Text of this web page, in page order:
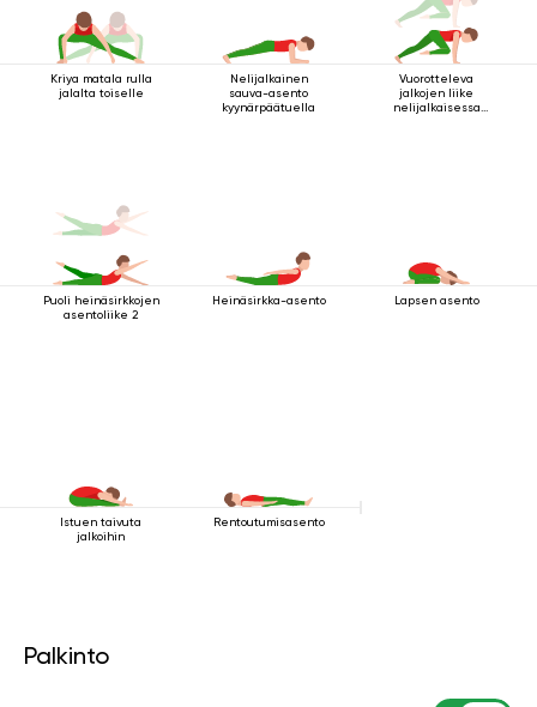
Kriya matala rulla
jalalta toiselle
Nelijalkainen
sauva-asento
kyynärpäätuella
Vuorotteleva
jalkojen liike
nelijalkaisessa
Puoli heinäsirkkojen
asentoliike 2
Heinäsirkka-asento Lapsen asento
Istuen taivuta
jalkoihin
Rentoutumisasento
Palkinto